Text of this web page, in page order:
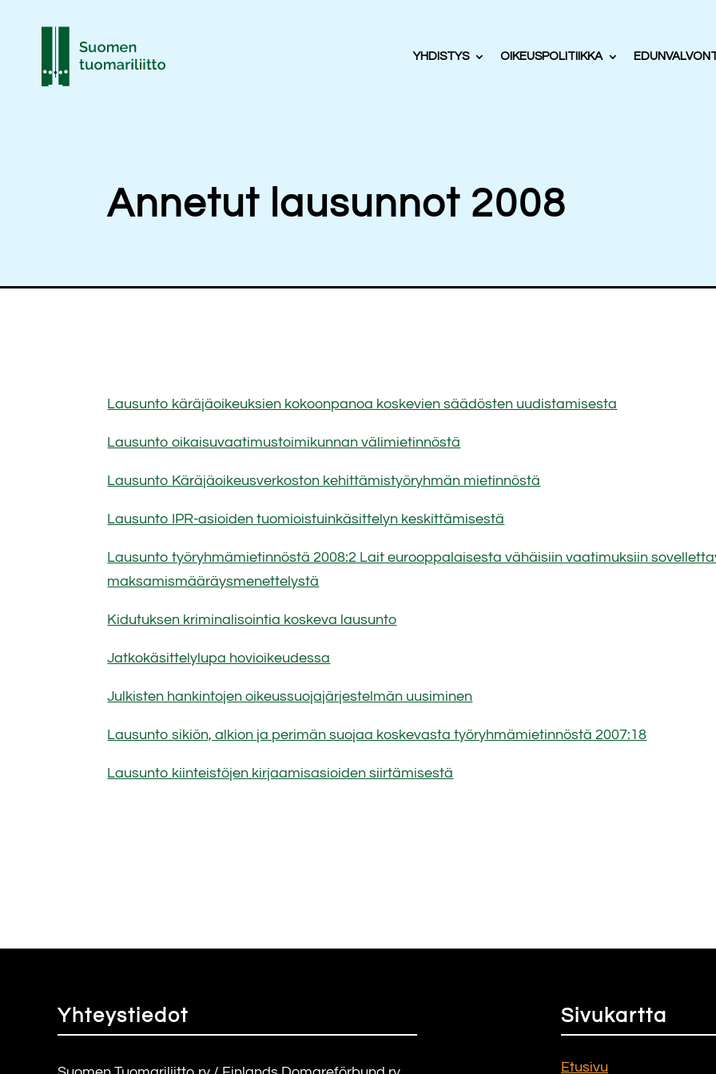
YHDISTYS OIKEUSPOLITIIKKA
Annetut lausunnot 2008
Lausunto käräjäoikeuksien kokoonpanoa koskevien säädösten uudistamisesta
Lausunto oikaisuvaatimustoimikunnan välimietinnöstä
Lausunto Käräjäoikeusverkoston kehittämistyöryhmän mietinnöstä
Lausunto IPR-asioiden tuomioistuinkäsittelyn keskittämisestä
Lausunto työryhmämietinnöstä 2008:2 Lait eurooppalaisesta vähäisiin vaatimuksiin
maksamismääräysmenettelystä
Kidutuksen kriminalisointia koskeva lausunto
Jatkokäsittelylupa hovioikeudessa
Julkisten hankintojen oikeussuojajärjestelmän uusiminen
Lausunto sikiön, alkion ja perimän suojaa koskevasta työryhmämietinnöstä 2007:18
Lausunto kiinteistöjen kirjaamisasioiden siirtämisestä
Yhteystiedot Sivukartta
Etusivu